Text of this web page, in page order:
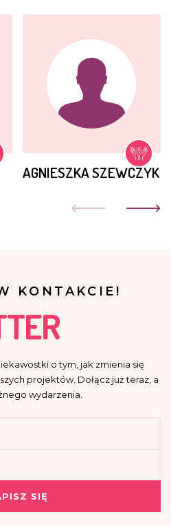
AGNIESZKA SZEWCZYK
KONTAKCIE!
o tym, jak zmienia się
projektów. Dołącz już teraz, a
wydarzenia.
SIĘ